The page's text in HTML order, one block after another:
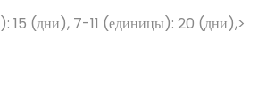
15 (дни), 7-11 (единицы): 20 (дни),>